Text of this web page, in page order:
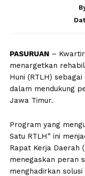
PASURUAN –
menargetkan
Huni (RTLH)
dalam mendukung
Jawa Timur.
Program yang
Satu RTLH” ini
Rapat Kerja Daerah
menegaskan peran
menghadirkan